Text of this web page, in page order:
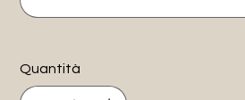
Quantità